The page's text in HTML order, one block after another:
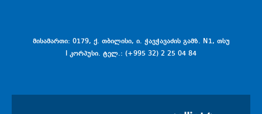
მისამართი: 0179, ქ. თბილისი, ი. ჭავჭავაძის გამზ. N1, თსუ
I კორპუსი. ტელ.: (+995 32) 2 25 04 84